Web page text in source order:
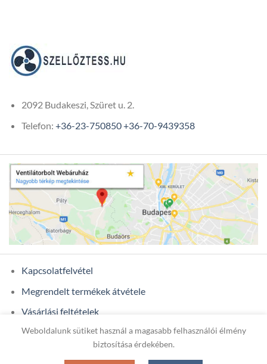
2092 Budakeszi, Szüret u. 2.
Telefon: +36-23-750850+36-70-9439358
Kapcsolatfelvétel
Megrendelt termékek átvétele
Vásárlási feltételek
Ügyfél adatok
Weboldalunk sütiket használ a magasabb felhasználói élmény
biztosítása érdekében.